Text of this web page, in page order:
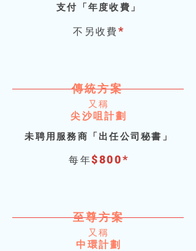
支付「年度收費 」
不另收費*
傳統方案
又稱
尖​沙咀計劃
未聘用服務商「出任公司秘​書 」
每年$800*
至尊方案
又稱
中環計劃